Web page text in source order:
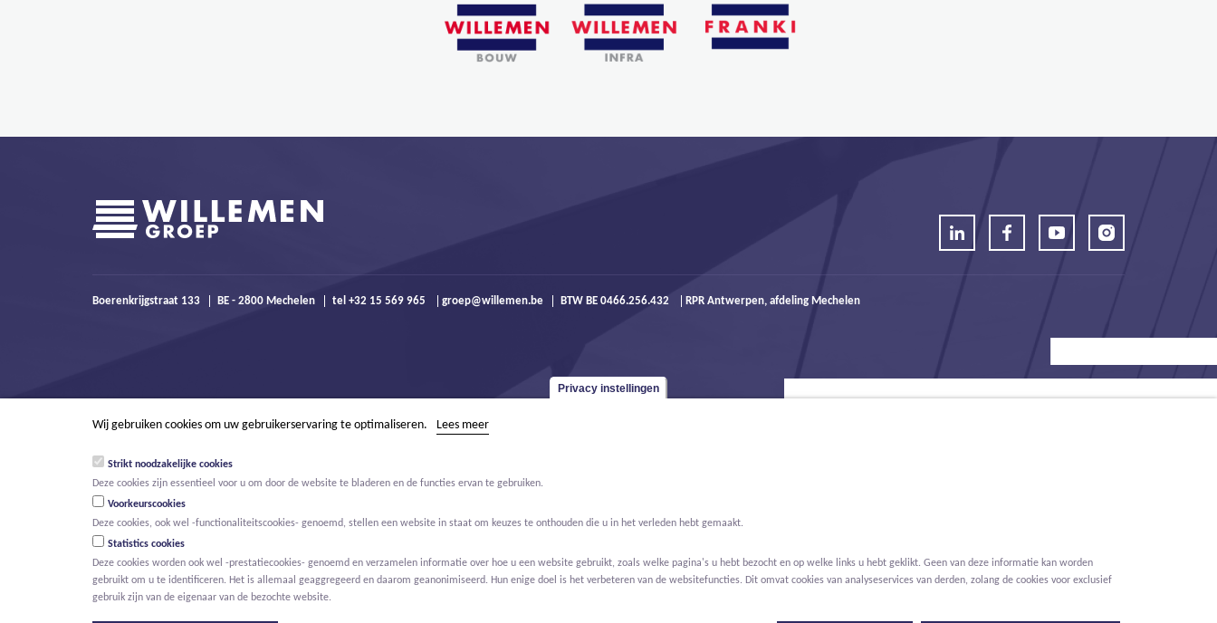
Boerenkrijgstraat 133 BE - 2800 Mechelen tel +32 15 569 965 groep@willemen.be BTW BE 0466.256.432 RPR Antwerpen, afdeling Mechelen
© Willemen Groep Activiteiten Projecten Innovatie
Privacy instellingen
Wij gebruiken cookies om uw gebruikerservaring te optimaliseren. Lees meer
Strikt noodzakelijke cookies
Deze cookies zijn essentieel voor u om door de website te bladeren en de functies ervan te gebruiken.
Voorkeurscookies
Deze cookies, ook wel -functionaliteitscookies- genoemd, stellen een website in staat om keuzes te onthouden die u in het verleden hebt gemaakt.
Statistics cookies
Deze cookies worden ook wel -prestatiecookies- genoemd en verzamelen informatie over hoe u een website gebruikt, zoals welke pagina's u hebt bezocht en op welke links u hebt geklikt. Geen van deze informatie kan worden
gebruikt om u te identificeren. Het is allemaal geaggregeerd en daarom geanonimiseerd. Hun enige doel is het verbeteren van de websitefuncties. Dit omvat cookies van analyseservices van derden, zolang de cookies voor exclusief
gebruik zijn van de eigenaar van de bezochte website.